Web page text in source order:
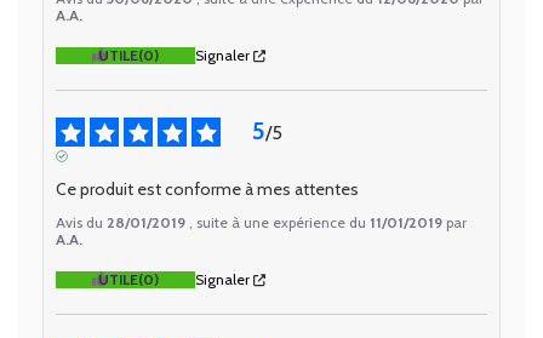
A.A.
UTILE(0) Signaler
5/5
Ce produit est conforme à mes attentes
Avis du 28/01/2019 , suite à une expérience du 11/01/2019 par
A.A.
UTILE(0) Signaler